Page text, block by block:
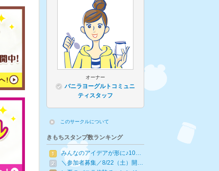
オーナー
バニラヨーグルトコミュニ
ティスタッフ
このサークルについて
きもちスタンプ数ランキング
みんなのアイデアが形に♪10…
＼参加者募集／8/22（土）開…